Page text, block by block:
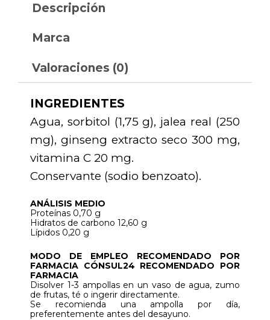
Descripción
Marca
Valoraciones (0)
INGREDIENTES
Agua, sorbitol (1,75 g), jalea real (250
mg), ginseng extracto seco 300 mg,
vitamina C 20 mg.
Conservante (sodio benzoato).
ANÁLISIS MEDIO
Proteínas 0,70 g
Hidratos de carbono 12,60 g
Lípidos 0,20 g
MODO DE EMPLEO RECOMENDADO POR
FARMACIA CÓNSUL24 RECOMENDADO POR
FARMACIA
Disolver 1-3 ampollas en un vaso de agua, zumo
de frutas, té o ingerir directamente.
Se recomienda una ampolla por día,
preferentemente antes del desayuno.